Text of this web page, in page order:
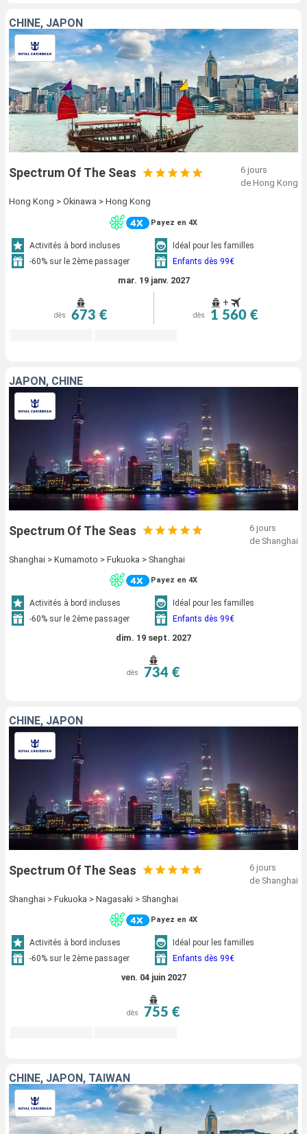
CHINE, JAPON
Spectrum Of The Seas
6 jours
de Hong Kong
Hong Kong > Okinawa > Hong Kong
Payez en 4X
Activités à bord incluses
Idéal pour les familles
-60% sur le 2ème passager
Enfants dès 99€
mar. 19 janv. 2027
dès 673 €
+
dès 1 560 €
JAPON, CHINE
Spectrum Of The Seas
6 jours
de Shanghai
Shanghai > Kumamoto > Fukuoka > Shanghai
Payez en 4X
Activités à bord incluses
Idéal pour les familles
-60% sur le 2ème passager
Enfants dès 99€
dim. 19 sept. 2027
dès 734 €
CHINE, JAPON
Spectrum Of The Seas
6 jours
de Shanghai
Shanghai > Fukuoka > Nagasaki > Shanghai
Payez en 4X
Activités à bord incluses
Idéal pour les familles
-60% sur le 2ème passager
Enfants dès 99€
ven. 04 juin 2027
dès 755 €
CHINE, JAPON, TAÏWAN